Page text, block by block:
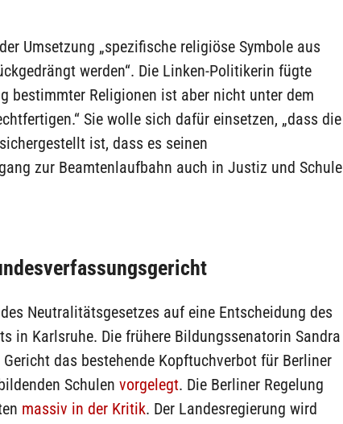
Umsetzung „spezifische religiöse Symbole aus
werden“. Die Linken-Politikerin fügte
bestimmter Religionen ist aber nicht unter dem
Sie wolle sich dafür einsetzen, „dass die
ist, dass es seinen
zur Beamtenlaufbahn auch in Justiz und Schule
Neutralitätsgesetzes auf eine Entscheidung des
in Karlsruhe. Die frühere Bildungssenatorin Sandra
Gericht das bestehende Kopftuchverbot für Berliner
Schulen vorgelegt. Die Berliner Regelung
massiv in der Kritik. Der Landesregierung wird